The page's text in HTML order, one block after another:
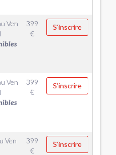
Ven
399
€
S'inscrire
Ven
399
€
S'inscrire
Ven
399
€
S'inscrire